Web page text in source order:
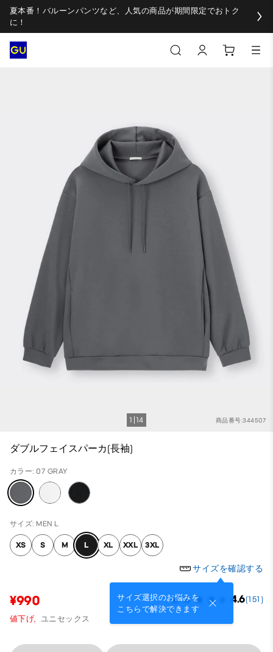
夏本番！バルーンパンツなど、人気の商品が期間限定でおトク
に！
商品番号:344507
1 14
ダブルフェイスパーカ(長袖)
カラー: 07 GRAY
サイズ: MEN L
XS S M L XL XXL 3XL
サイズを確認する
サイズ選択のお悩みを
こちらで解決できます
¥990 4.6(151)
値下げ, ユニセックス